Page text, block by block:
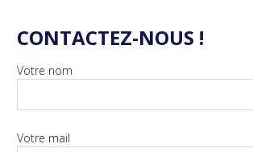
CONTACTEZ-NOUS !
Votre nom
Votre mail